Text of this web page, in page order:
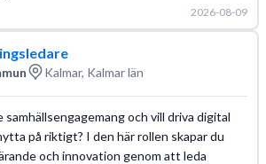
2026-08-09
Kalmar, Kalmar län
och vill driva digital
på riktigt? I den här rollen skapar du
och innovation genom att leda